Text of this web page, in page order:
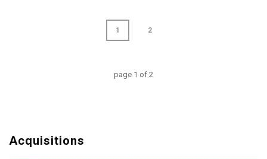
1 2
page 1 of 2
Acquisitions